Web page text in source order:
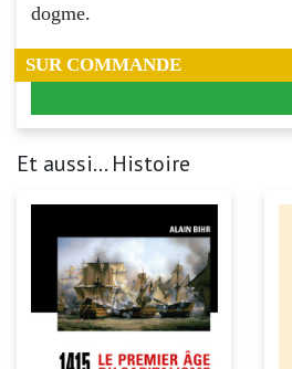
dogme.
SUR COMMANDE
Et aussi... Histoire